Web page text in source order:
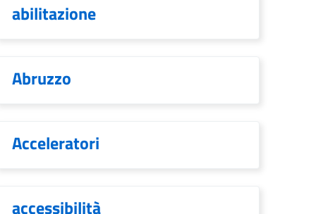
abilitazione
Abruzzo
Acceleratori
accessibilità